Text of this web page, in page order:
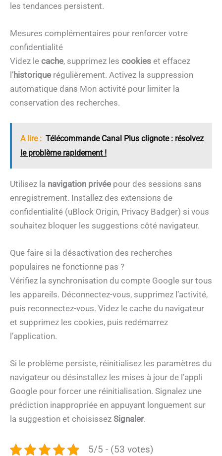
les tendances persistent.
Mesures complémentaires pour renforcer votre
confidentialité
Videz le cache, supprimez les cookies et effacez
l’historique régulièrement. Activez la suppression
automatique dans Mon activité pour limiter la
conservation des recherches.
A lire : Télécommande Canal Plus clignote : résolvez
le problème rapidement !
Utilisez la navigation privée pour des sessions sans
enregistrement. Installez des extensions de
confidentialité (uBlock Origin, Privacy Badger) si vous
souhaitez bloquer les suggestions côté navigateur.
Que faire si la désactivation des recherches
populaires ne fonctionne pas ?
Vérifiez la synchronisation du compte Google sur tous
les appareils. Déconnectez-vous, supprimez l’activité,
puis reconnectez-vous. Videz le cache du navigateur
et supprimez les cookies, puis redémarrez
l’application.
Si le problème persiste, réinitialisez les paramètres du
navigateur ou désinstallez les mises à jour de l’appli
Google pour forcer une réinitialisation. Signalez une
prédiction inappropriée en appuyant longuement sur
la suggestion et choisissez Signaler.
5/5 - (53 votes)